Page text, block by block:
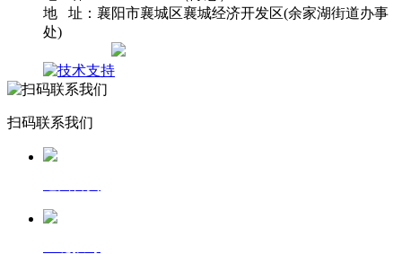
地 址：襄阳市襄城区襄城经济开发区(余家湖街道办事
处)
扫码联系我们